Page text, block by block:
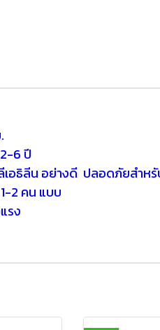
6 ปี
อธิลีน อย่างดี ปลอดภัยสำหรั
2 คน แบบ
รง